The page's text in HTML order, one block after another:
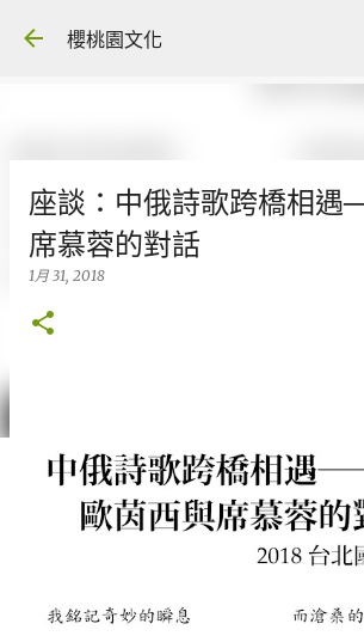
櫻桃園文化
座談：中俄詩歌跨橋相遇
席慕蓉的對話
1月 31, 2018